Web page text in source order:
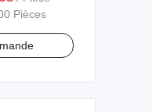
Pièces